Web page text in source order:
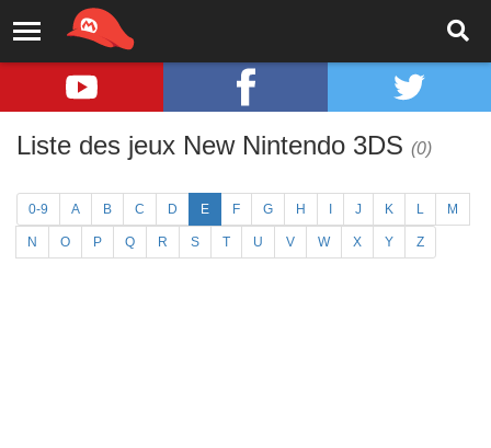
Liste des jeux New Nintendo 3DS (0)
0-9 A B C D E F G H J K L M
N O P Q R S T U V W X Y Z